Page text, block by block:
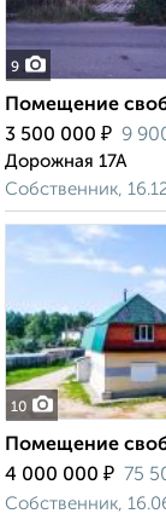
9
Помещение
3 500 000 ₽ 9
Дорожная 17А
Собственник,
10
Помещение
4 000 000 ₽ 75
Собственник,